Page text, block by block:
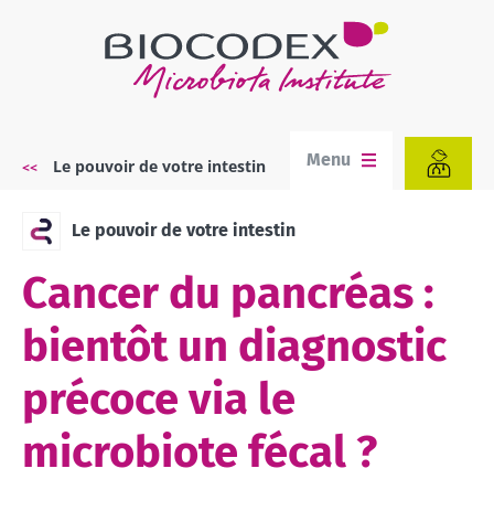
Le pouvoir de votre intestin Menu
Le pouvoir de votre intestin
Cancer du pancréas :
bientôt un diagnostic
précoce via le
microbiote fécal ?